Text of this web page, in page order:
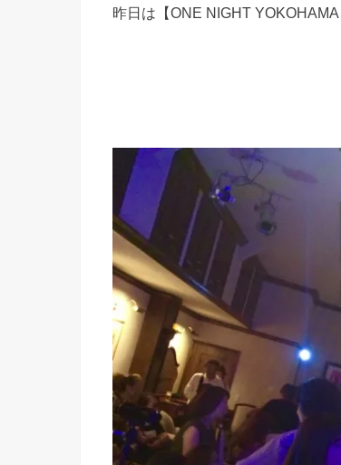
昨日は【ONE NIGHT